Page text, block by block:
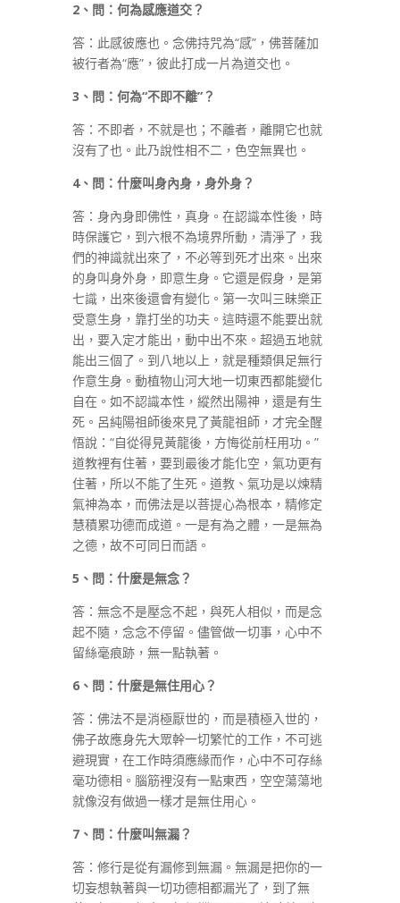
2、問：何為感應道交？
答：此感彼應也。念佛持咒為“感”，佛菩薩加
被行者為“應”，彼此打成一片為道交也。
3 、問：何為“不即不離”？
答：不即者，不就是也；不離者，離開它也就
沒有了也。此乃說性相不二，色空無異也。
4、問：什麼叫身內身，身外身？
答：身內身即佛性，真身。在認識本性後，時
時保護它，到六根不為境界所動，清淨了，我
們的神識就出來了，不必等到死才出來。出來
的身叫身外身，即意生身。它還是假身，是第
七識，出來後還會有變化。第一次叫三昧樂正
受意生身，靠打坐的功夫。這時還不能要出就
出，要入定才能出，動中出不來。超過五地就
能出三個了。到八地以上，就是種類俱足無行
作意生身。動植物山河大地一切東西都能變化
自在。如不認識本性，縱然出陽神，還是有生
死。呂純陽祖師後來見了黃龍祖師，才完全醒
悟說：“自從得見黃龍後，方悔從前枉用功。”
道教裡有住著，要到最後才能化空，氣功更有
住著，所以不能了生死。道教、氣功是以煉精
氣神為本，而佛法是以菩提心為根本，精修定
慧積累功德而成道。一是有為之體，一是無為
之德，故不可同日而語。
5 、問：什麼是無念？
答：無念不是壓念不起，與死人相似，而是念
起不隨，念念不停留。儘管做一切事，心中不
留絲毫痕跡，無一點執著。
6、問：什麼是無住用心？
答：佛法不是消極厭世的，而是積極入世的，
佛子故應身先大眾幹一切繁忙的工作，不可逃
避現實，在工作時須應緣而作，心中不可存絲
毫功德相。腦筋裡沒有一點東西，空空蕩蕩地
就像沒有做過一樣才是無住用心。
7、問：什麼叫無漏？
答：修行是從有漏修到無漏。無漏是把你的一
切妄想執著與一切功德相都漏光了，到了無